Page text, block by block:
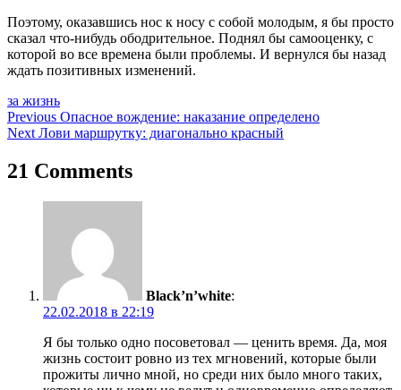
Поэтому, оказавшись нос к носу с собой молодым, я бы просто
сказал что-нибудь ободрительное. Поднял бы самооценку, с
которой во все времена были проблемы. И вернулся бы назад
ждать позитивных изменений.
за жизнь
Навигация
по
записям
Previous Опасное вождение: наказание определено
Next Лови маршрутку: диагонально красный
21 Comments
Black’n’white:
22.02.2018 в 22:19
Я бы только одно посоветовал — ценить время. Да, моя
жизнь состоит ровно из тех мгновений, которые были
прожиты лично мной, но среди них было много таких,